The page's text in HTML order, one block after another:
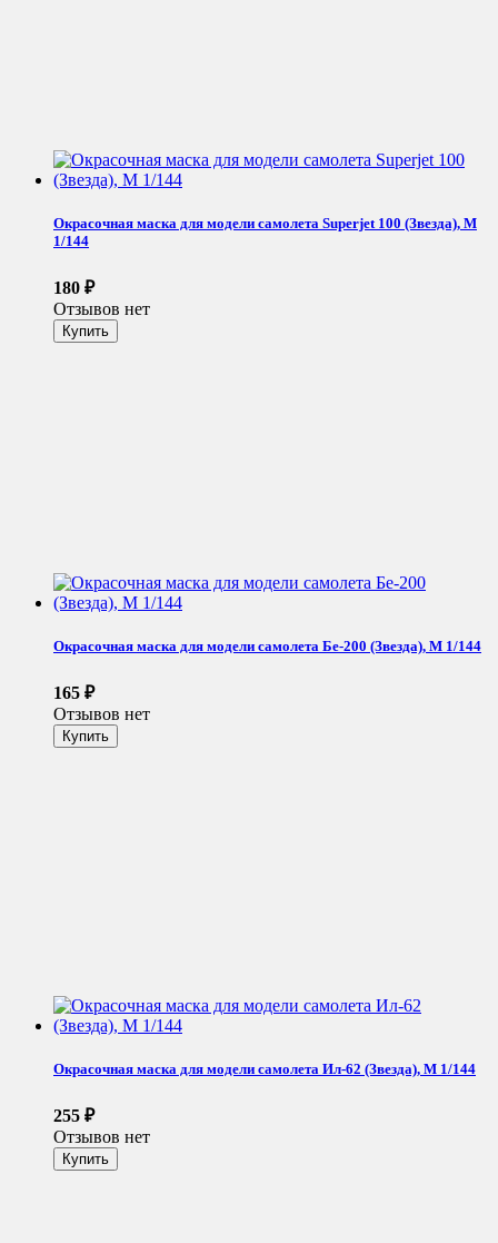
Окрасочная маска для модели самолета Superjet 100 (Звезда), М
1/144
180 ₽
Отзывов нет
Окрасочная маска для модели самолета Бе-200 (Звезда), М 1/144
165 ₽
Отзывов нет
Окрасочная маска для модели самолета Ил-62 (Звезда), М 1/144
255 ₽
Отзывов нет